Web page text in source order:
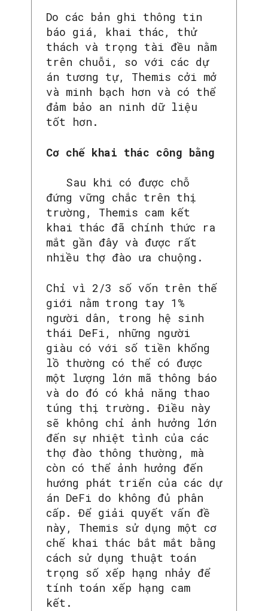
Do các bản ghi thông tin
báo giá, khai thác, thử
thách và trọng tài đều nằm
trên chuỗi, so với các dự
án tương tự, Themis cởi mở
và minh bạch hơn và có thể
đảm bảo an ninh dữ liệu
tốt hơn.
Cơ chế khai thác công bằng
Sau khi có được chỗ
đứng vững chắc trên thị
trường, Themis cam kết
khai thác đã chính thức ra
mắt gần đây và được rất
nhiều thợ đào ưa chuộng.
Chỉ vì 2/3 số vốn trên thế
giới nằm trong tay 1%
người dân, trong hệ sinh
thái DeFi, những người
giàu có với số tiền khổng
lồ thường có thể có được
một lượng lớn mã thông báo
và do đó có khả năng thao
túng thị trường. Điều này
sẽ không chỉ ảnh hưởng lớn
đến sự nhiệt tình của các
thợ đào thông thường, mà
còn có thể ảnh hưởng đến
hướng phát triển của các dự
án DeFi do không đủ phân
cấp. Để giải quyết vấn đề
này, Themis sử dụng một cơ
chế khai thác bắt mắt bằng
cách sử dụng thuật toán
trọng số xếp hạng nhảy để
tính toán xếp hạng cam
kết.